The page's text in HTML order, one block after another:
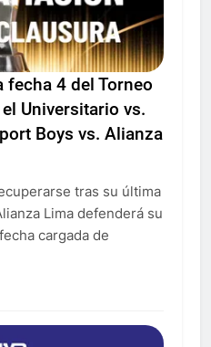
fecha 4 del Torneo
Universitario vs.
Boys vs. Alianza
tras su última
Lima defenderá su
cargada de